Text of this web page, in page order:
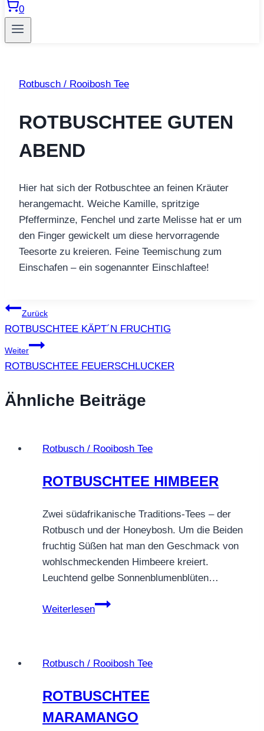
0
Rotbusch / Rooibosh Tee
ROTBUSCHTEE GUTEN
ABEND
Hier hat sich der Rotbuschtee an feinen Kräuter
herangemacht. Weiche Kamille, spritzige
Pfefferminze, Fenchel und zarte Melisse hat er um
den Finger gewickelt um diese hervorragende
Teesorte zu kreieren. Feine Teemischung zum
Einschafen – ein sogenannter Einschlaftee!
Beitragsnavigation
Zurück
ROTBUSCHTEE KÄPT´N FRUCHTIG
Weiter
ROTBUSCHTEE FEUERSCHLUCKER
Ähnliche Beiträge
Rotbusch / Rooibosh Tee
ROTBUSCHTEE HIMBEER
Zwei südafrikanische Traditions-Tees – der
Rotbusch und der Honeybosh. Um die Beiden
fruchtig Süßen hat man den Geschmack von
wohlschmeckenden Himbeere kreiert.
Leuchtend gelbe Sonnenblumenblüten…
Weiterlesen
ROTBUSCHTEE
Rotbusch / Rooibosh Tee
ROTBUSCHTEE
MARAMANGO